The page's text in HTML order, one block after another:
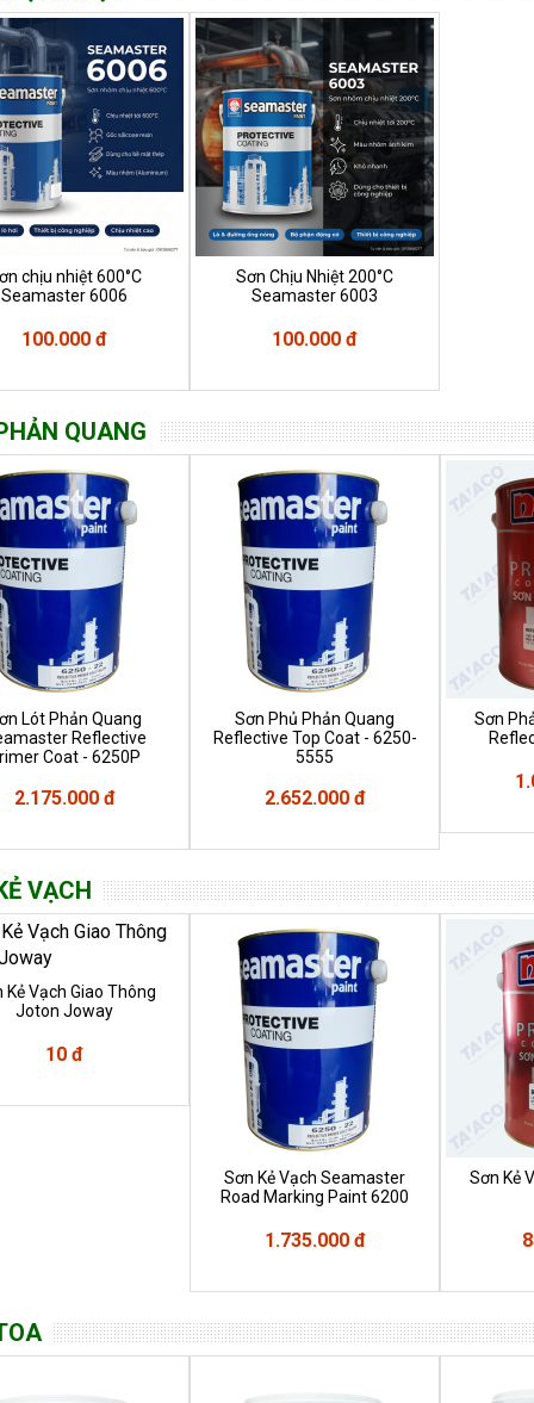
chịu nhiệt 600°C
Seamaster 6006
100.000 đ
Sơn Chịu Nhiệt 200°C
Seamaster 6003
100.000 đ
QUANG
Lót Phản Quang
Reflective
Coat - 6250P
2.175.000 đ
Sơn Phủ Phản Quang
Reflective Top Coat - 6250-
5555
2.652.000 đ
Sơn
VẠCH
Kẻ Vạch Giao Thông
Joton Joway
10 đ
Sơn Kẻ Vạch Seamaster
Road Marking Paint 6200
1.735.000 đ
Sơn Kẻ